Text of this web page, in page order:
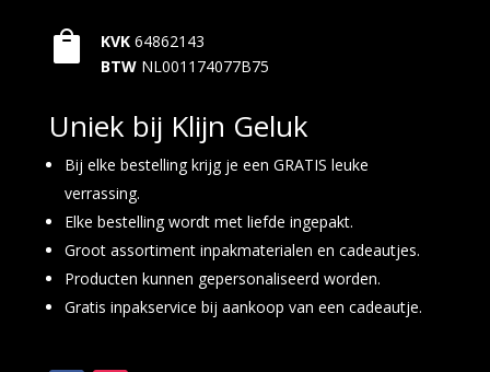
 KVK 64862143
BTW NL001174077B75
Uniek bij Klijn Geluk
Bij elke bestelling krijg je een GRATIS leuke
verrassing.
Elke bestelling wordt met liefde ingepakt.
Groot assortiment inpakmaterialen en cadeautjes.
Producten kunnen gepersonaliseerd worden.
Gratis inpakservice bij aankoop van een cadeautje.